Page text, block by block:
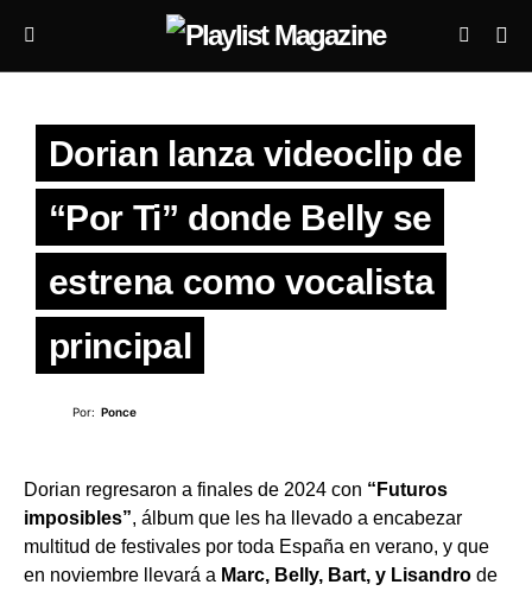
Dorian lanza videoclip de
“Por Ti” donde Belly se
estrena como vocalista
principal
Por: Ponce
Dorian regresaron a finales de 2024 con “Futuros
imposibles”, álbum que les ha llevado a encabezar
multitud de festivales por toda España en verano, y que
en noviembre llevará a Marc, Belly, Bart, y Lisandro de